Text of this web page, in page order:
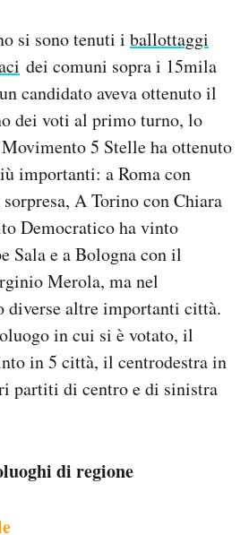
si sono tenuti i ballottaggi
dei comuni sopra i 15mila
candidato aveva ottenuto il
dei voti al primo turno, lo
5 Stelle ha ottenuto
importanti: a Roma con
A Torino con Chiara
Democratico ha vinto
Sala e a Bologna con il
Merola, ma nel
diverse altre importanti città.
in cui si è votato, il
in 5 città, il centrodestra in
partiti di centro e di sinistra
di regione